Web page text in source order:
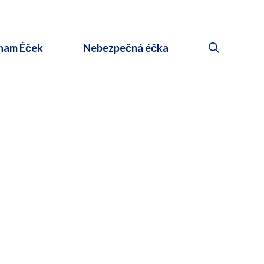
Éček Nebezpečná éčka